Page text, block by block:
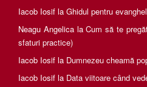
Iacob Iosif la Ghidul pentru
Neagu AngelicalaCum să te
sfaturi practice)
Iacob Iosif la Dumnezeu cheamă
Iacob Iosif la Data viitoare când